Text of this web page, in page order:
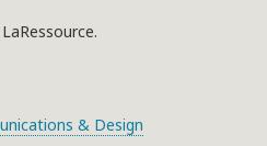
& Design